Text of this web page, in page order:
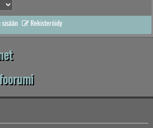
Rekisteröidy